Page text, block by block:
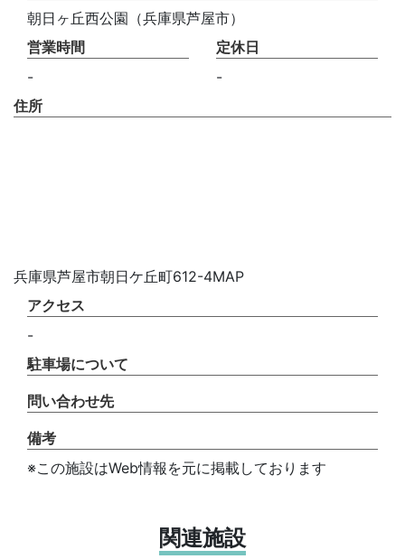
朝日ヶ丘西公園（兵庫県芦屋市）
営業時間
-
定休日
-
住所
兵庫県芦屋市朝日ケ丘町612-4MAP
アクセス
-
駐車場について
問い合わせ先
備考
※この施設はWeb情報を元に掲載しております
関連施設